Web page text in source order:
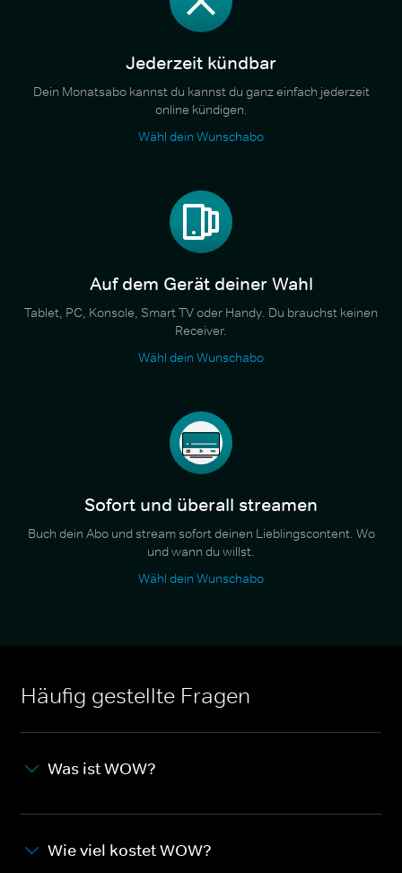
Jederzeit kündbar
Dein Monatsabo kannst du kannst du ganz einfach jederzeit
online kündigen.
Wähl dein Wunschabo
Auf dem Gerät deiner Wahl
Tablet, PC, Konsole, Smart TV oder Handy. Du brauchst keinen
Receiver.
Wähl dein Wunschabo
Sofort und überall streamen
Buch dein Abo und stream sofort deinen Lieblingscontent. Wo
und wann du willst.
Wähl dein Wunschabo
Häufig gestellte Fragen
Was ist WOW?
Wie viel kostet WOW?